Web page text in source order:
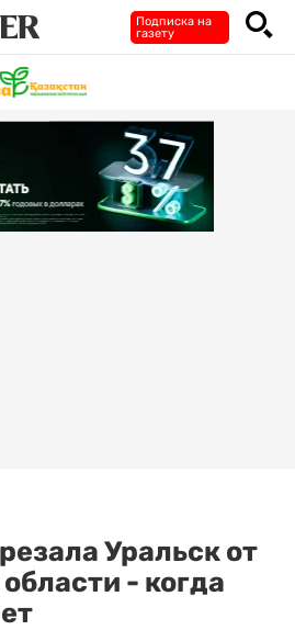
Подписка на
газету
Уральск от
- когда